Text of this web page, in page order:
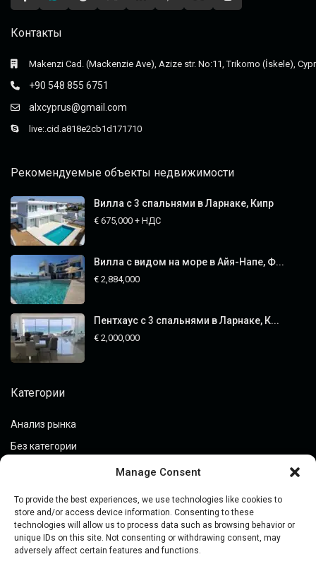
Manage Consent
To provide the best experiences, we use technologies like cookies to
store and/or access device information. Consenting to these
technologies will allow us to process data such as browsing behavior or
unique IDs on this site. Not consenting or withdrawing consent, may
adversely affect certain features and functions.
Контакты
Makenzi Cad. (Mackenzie Ave), Azize str. No:11, Trikomo (İskele),
+90 548 855 6751
alxcyprus@gmail.com
live:.cid.a818e2cb1d171710
Рекомендуемые объекты недвижимости
Вилла с 3 спальнями в Ларнаке, Кипр
€ 675,000+ НДС
Вилла с видом на море в Айя-Напе, Ф...
€ 2,884,000
Пентхаус с 3 спальнями в Ларнаке, К...
€ 2,000,000
Категории
Анализ рынка
Без категории
Закрытые предложения
Покупка недвижимости
Просмотр недвижимости
Руководства